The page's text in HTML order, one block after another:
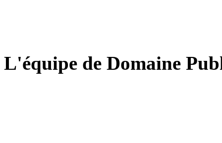
L'équipe de Domaine